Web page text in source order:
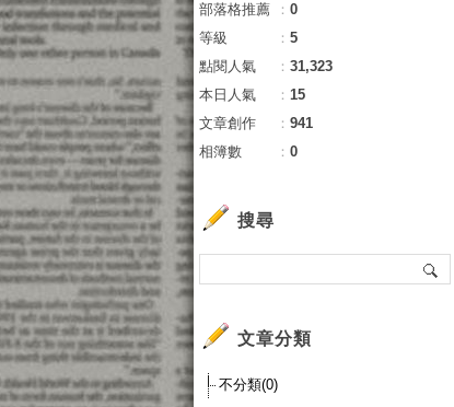
部落格推薦 ： 0
等級
： 5
點閱人氣
： 31,323
本日人氣
： 15
文章創作
： 941
相簿數
： 0
搜尋
文章分類
不分類(0)